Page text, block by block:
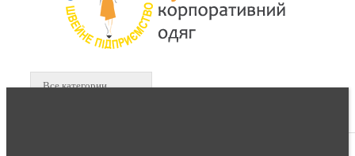
Все категории